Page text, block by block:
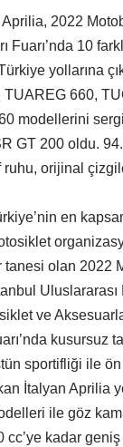
2022
Fuarı’nda 10
yollarına
TUAREG 660,
modellerini
GT 200 oldu.
ruhu, orijinal
en
tanesi olan 2022
Uluslararası
ve
kusursuz
sportifliği ile
İtalyan Aprilia
ile göz
kadar geniş